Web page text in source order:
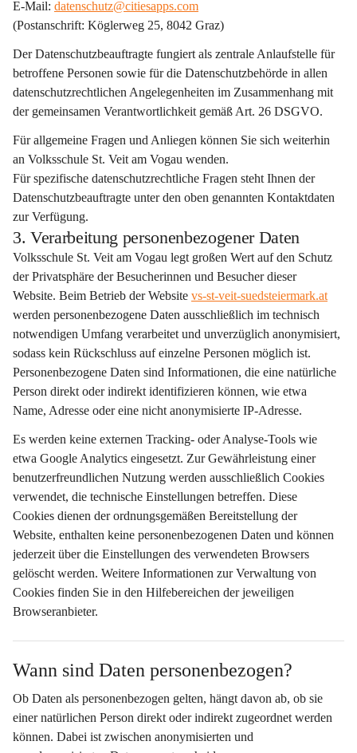
E-Mail: datenschutz@citiesapps.com
(Postanschrift: Köglerweg 25, 8042 Graz)
Der Datenschutzbeauftragte fungiert als zentrale Anlaufstelle für
betroffene Personen sowie für die Datenschutzbehörde in allen
datenschutzrechtlichen Angelegenheiten im Zusammenhang mit
der gemeinsamen Verantwortlichkeit gemäß Art. 26 DSGVO.
Für allgemeine Fragen und Anliegen können Sie sich weiterhin
an Volksschule St. Veit am Vogau wenden.
Für spezifische datenschutzrechtliche Fragen steht Ihnen der
Datenschutzbeauftragte unter den oben genannten Kontaktdaten
zur Verfügung.
3. Verarbeitung personenbezogener Daten
Volksschule St. Veit am Vogau legt großen Wert auf den Schutz
der Privatsphäre der Besucherinnen und Besucher dieser
Website. Beim Betrieb der Website vs-st-veit-suedsteiermark.at
werden personenbezogene Daten ausschließlich im technisch
notwendigen Umfang verarbeitet und unverzüglich anonymisiert,
sodass kein Rückschluss auf einzelne Personen möglich ist.
Personenbezogene Daten sind Informationen, die eine natürliche
Person direkt oder indirekt identifizieren können, wie etwa
Name, Adresse oder eine nicht anonymisierte IP-Adresse.
Es werden keine externen Tracking- oder Analyse-Tools wie
etwa Google Analytics eingesetzt. Zur Gewährleistung einer
benutzerfreundlichen Nutzung werden ausschließlich Cookies
verwendet, die technische Einstellungen betreffen. Diese
Cookies dienen der ordnungsgemäßen Bereitstellung der
Website, enthalten keine personenbezogenen Daten und können
jederzeit über die Einstellungen des verwendeten Browsers
gelöscht werden. Weitere Informationen zur Verwaltung von
Cookies finden Sie in den Hilfebereichen der jeweiligen
Browseranbieter.
Wann sind Daten personenbezogen?
Ob Daten als personenbezogen gelten, hängt davon ab, ob sie
einer natürlichen Person direkt oder indirekt zugeordnet werden
können. Dabei ist zwischen anonymisierten und